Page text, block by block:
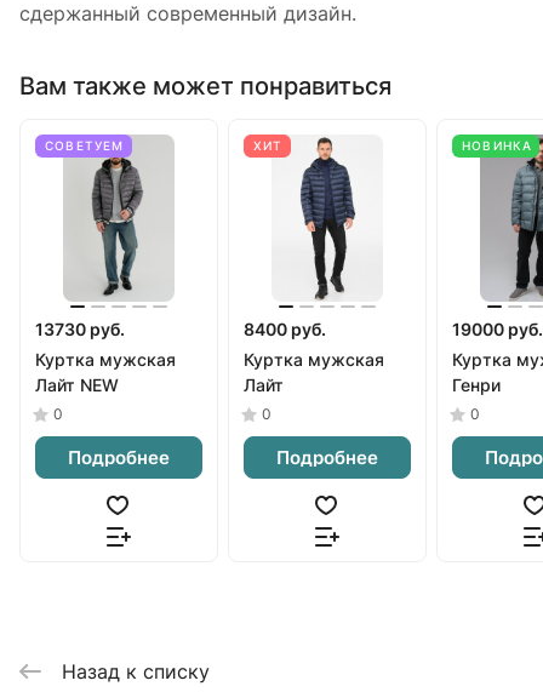
сдержанный современный дизайн.
Вам также может понравиться
СОВЕТУЕМ
13730 руб.
Куртка мужская
Лайт NEW
0
Подробнее
ХИТ
8400 руб.
Куртка мужская
Лайт
0
Подробнее
НОВИНКА
19000 руб.
Куртка
Генри
0
Назад к списку